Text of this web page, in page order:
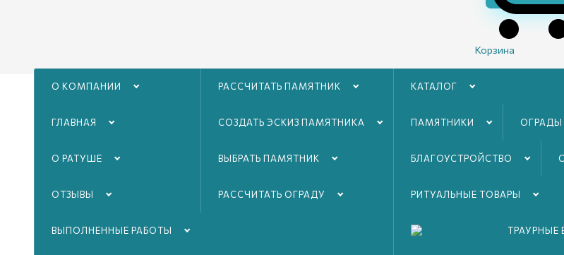
Корзина
О КОМПАНИИ
ГЛАВНАЯ
О РАТУШЕ
ОТЗЫВЫ
ВЫПОЛНЕННЫЕ РАБОТЫ
РАССЧИТАТЬ ПАМЯТНИК
СОЗДАТЬ ЭСКИЗ ПАМЯТНИКА
ВЫБРАТЬ ПАМЯТНИК
РАССЧИТАТЬ ОГРАДУ
КАТАЛОГ
ПАМЯТНИКИ ОГРАДЫ
БЛАГОУСТРОЙСТВO
РИТУАЛЬНЫЕ ТОВАРЫ
ТРАУРНЫЕ
Заменим старое надгробие и
ограду
на долговечные
каменные элементы